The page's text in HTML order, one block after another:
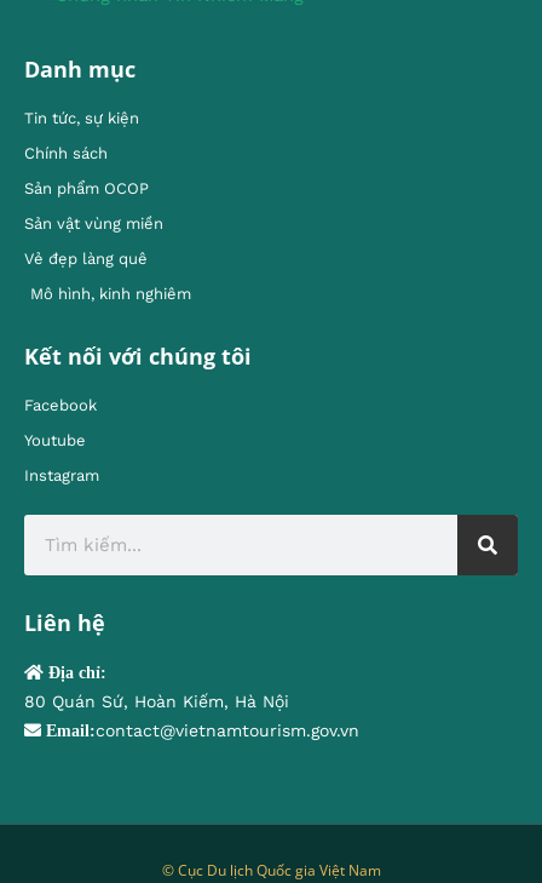
Danh mục
Tin tức, sự kiện
Chính sách
Sản phẩm OCOP
Sản vật vùng miền
Vẻ đẹp làng quê
Mô hình, kinh nghiêm
Kết nối với chúng tôi
Facebook
Youtube
Instagram
Liên hệ
Địa chỉ:
80 Quán Sứ, Hoàn Kiếm, Hà Nội
Email:contact@vietnamtourism.gov.vn
© Cục Du lịch Quốc gia Việt Nam